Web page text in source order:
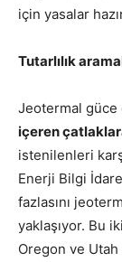
için yasalar
Tutarlılık
Jeotermal
içeren
istenilenleri
Enerji Bilgi
fazlasını
yaklaşıyor. Bu
Oregon ve